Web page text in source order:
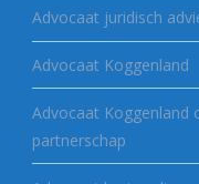
Advocaat juridisch
Advocaat Koggenland
Advocaat Koggenland
partnerschap